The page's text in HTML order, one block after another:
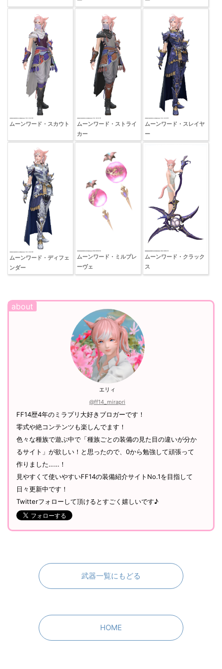
ムーンワード・スカウト
ムーンワード・ストライ
カー
ムーンワード・スレイヤ
ー
ムーンワード・ディフェ
ンダー
ムーンワード・ミルプレ
ーヴェ
ムーンワード・クラック
ス
エリィ
@ff14_mirapri
FF14歴4年のミラプリ大好きブロガーです！
零式や絶コンテンツも楽しんでます！
色々な種族で遊ぶ中で「種族ごとの装備の見た目の違いが分か
るサイト」が欲しい！と思ったので、0から勉強して頑張って
作りました……！
見やすくて使いやすいFF14の装備紹介サイトNo.1を目指して
日々更新中です！
Twitterフォローして頂けるとすごく嬉しいです♪
武器一覧にもどる
HOME